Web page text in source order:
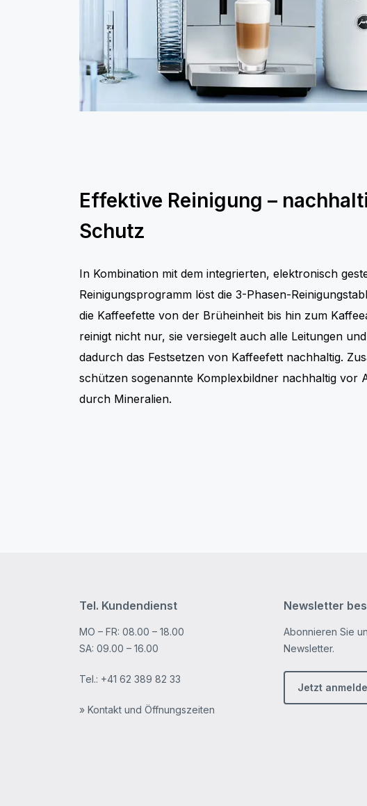
Effektive Reinigung –
Schutz
In Kombination mit dem integrierten, elektronisch
Reinigungsprogramm löst die 3-Phasen-
die Kaffeefette von der Brüheinheit bis hin zum
reinigt nicht nur, sie versiegelt auch alle Leitungen
dadurch das Festsetzen von Kaffeefett nachhaltig.
schützen sogenannte Komplexbildner nachhaltig vor
durch Mineralien.
Tel. Kundendienst
MO – FR: 08.00 – 18.00
SA: 09.00 – 16.00
Tel.: +41 62 389 82 33
» Kontakt und Öffnungszeiten
Newsletter
Abonnieren Sie
Newsletter.
Jetzt